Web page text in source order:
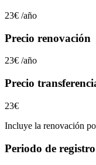
23€ /año
Precio renovación
23€ /año
Precio
23€
Incluye la renovación
Periodo de registro